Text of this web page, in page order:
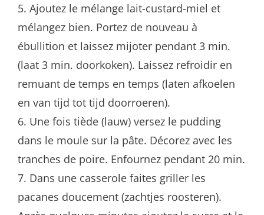
5. Ajoutez le mélange lait-custard-miel et
mélangez bien. Portez de nouveau à
ébullition et laissez mijoter pendant 3 min.
(laat 3 min. doorkoken). Laissez refroidir en
remuant de temps en temps (laten afkoelen
en van tijd tot tijd doorroeren).
6. Une fois tiède (lauw) versez le pudding
dans le moule sur la pâte. Décorez avec les
tranches de poire. Enfournez pendant 20 min.
7. Dans une casserole faites griller les
pacanes doucement (zachtjes roosteren).